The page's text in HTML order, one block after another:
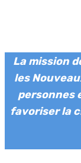
La mission
les
personnes
favoriser la